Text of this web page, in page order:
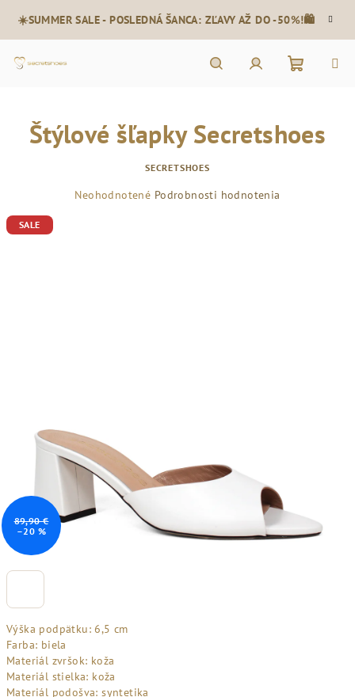
obsah
☀️SUMMER SALE - POSLEDNÁ ŠANCA: ZĽAVY AŽ DO -50%!🛍️
košík
Výška podpätku: 6,5 cm
Farba: biela
Materiál zvršok: koža
Materiál stielka: koža
Materiál podošva: syntetika
Štýlové šľapky Secretshoes
SECRETSHOES
Priemerné
Neohodnotené Podrobnosti hodnotenia
SALE
89,90 €
–20 %